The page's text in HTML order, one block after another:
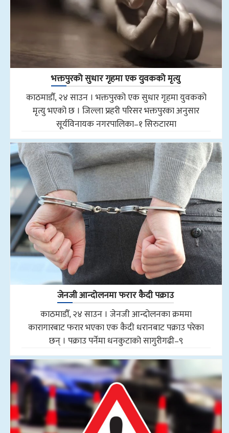
भक्तपुरको सुधार गृहमा एक युवकको मृत्यु
काठमाडौँ, २४ साउन । भक्तपुरको एक सुधार गृहमा युवकको
मृत्यु भएको छ । जिल्ला प्रहरी परिसर भक्तपुरका अनुसार
सूर्यविनायक नगरपालिका–१ सिरुटारमा
जेनजी आन्दोलनमा फरार कैदी पक्राउ
काठमाडौँ, २४ साउन । जेनजी आन्दोलनका क्रममा
कारागारबाट फरार भएका एक कैदी धरानबाट पक्राउ परेका
छन् । पक्राउ पर्नेमा धनकुटाको सागुरीगढी–९